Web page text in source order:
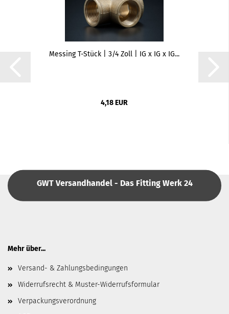
Messing T-Stück | 3/4 Zoll | IG x IG x IG...
4,18 EUR
GWT Versandhandel - Das Fitting Werk 24
Mehr über...
Versand- & Zahlungsbedingungen
Widerrufsrecht & Muster-Widerrufsformular
Verpackungsverordnung